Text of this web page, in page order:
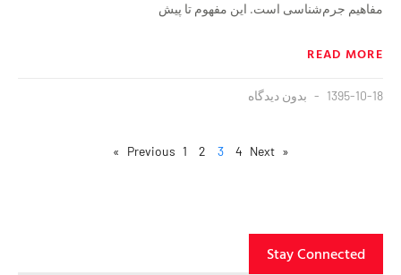
مفاهیم جرم‌شناسی است. این مفهوم تا پیش
READ MORE
1395-10-18 بدون دیدگاه
« Previous
1 2 3 4 Next »
Stay Connected